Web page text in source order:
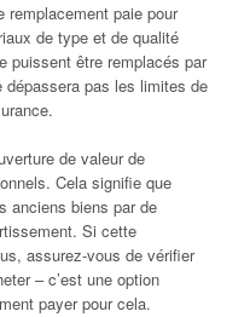
remplacement paie pour
de type et de qualité
puissent être remplacés par
dépassera pas les limites de
de valeur de
Cela signifie que
anciens biens par de
Si cette
assurez-vous de vérifier
– c’est une option
payer pour cela.